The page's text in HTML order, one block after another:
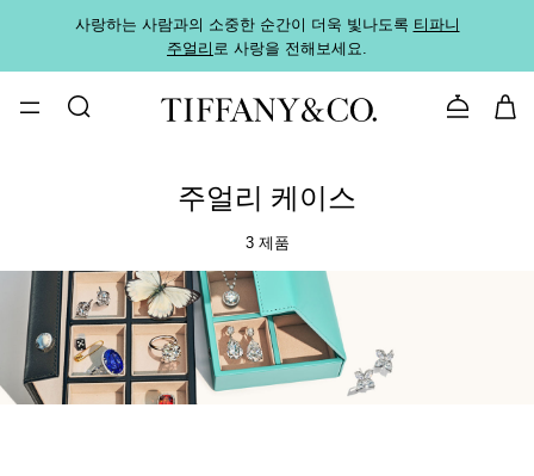
사랑하는 사람과의 소중한 순간이 더욱 빛나도록 티파니
주얼리로 사랑을 전해보세요.
문의하기
주얼리 케이스
3 제품